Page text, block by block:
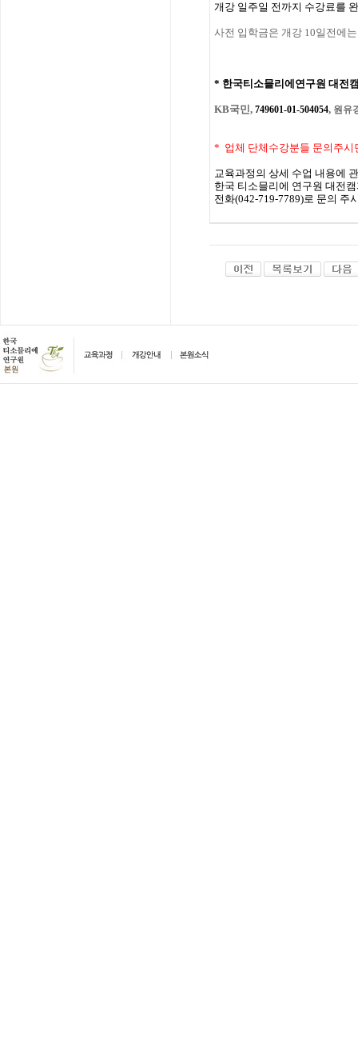
개강 일주일 전까지 수강료를
사전 입학금은 개강 10일전에
* 한국티소믈리에연구원 대전
KB국민, 749601-01-504054, 원유
* 업체 단체수강분들 문의주시
교육과정의 상세 수업 내용에
한국 티소믈리에 연구원 대전
전화(042-719-7789)로 문의 주